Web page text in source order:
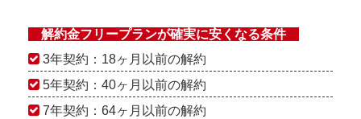
解約金フリープランが確実に安くなる条件
3年契約：18ヶ月以前の解約
5年契約：40ヶ月以前の解約
7年契約：64ヶ月以前の解約